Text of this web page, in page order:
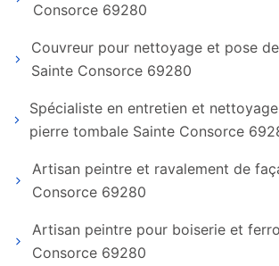
Consorce 69280
Couvreur pour nettoyage et pose
Sainte Consorce 69280
Spécialiste en entretien et
pierre tombale Sainte Consorce
Artisan peintre et ravalement de
Consorce 69280
Artisan peintre pour boiserie et
Consorce 69280